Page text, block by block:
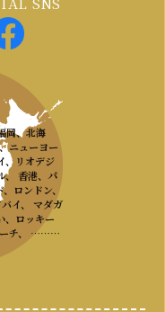
岡、北海
ニューヨー
、リオデジ
、 香港、パ
、ロンドン、
イ、 マダガ
、ロッキー
ーチ、 ………